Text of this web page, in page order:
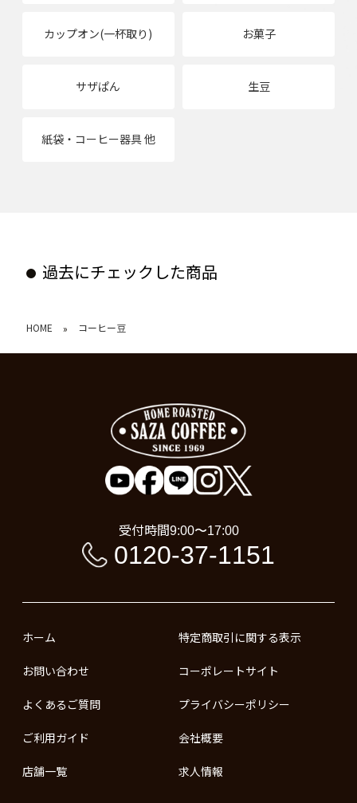
カップオン(一杯取り) お菓子
サザぱん 生豆
紙袋・コーヒー器具 他
過去にチェックした商品
HOME » コーヒー豆
受付時間9:00〜17:00
0120-37-1151
ホーム
お問い合わせ
よくあるご質問
ご利用ガイド
店舗一覧
特定商取引に関する表示
コーポレートサイト
プライバシーポリシー
会社概要
求人情報